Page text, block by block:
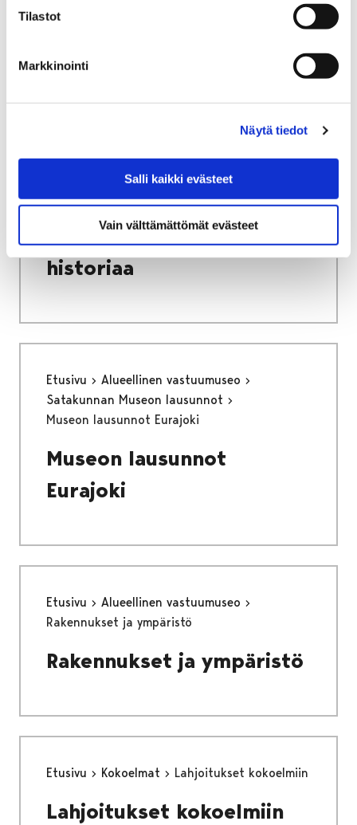
Tilastot
Markkinointi
Näytä tiedot
Salli kaikki evästeet
Vain välttämättömät evästeet
Etusivu
Näyttelyt
Saaronin lilja ja
hienohelma. Huonekasvien
historiaa
Etusivu
Alueellinen vastuumuseo
Satakunnan Museon lausunnot
Museon lausunnot Eurajoki
Museon lausunnot
Eurajoki
Etusivu
Alueellinen vastuumuseo
Rakennukset ja ympäristö
Rakennukset ja ympäristö
Etusivu Kokoelmat Lahjoitukset kokoelmiin
Lahjoitukset kokoelmiin